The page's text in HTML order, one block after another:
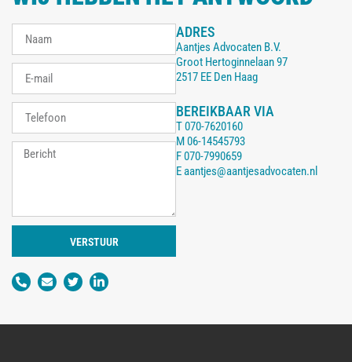
VERSTUUR
ADRES
Aantjes Advocaten B.V.
Groot Hertoginnelaan 97
2517 EE Den Haag
BEREIKBAAR VIA
T070-7620160
M06-14545793
F070-7990659
Eaantjes@aantjesadvocaten.nl